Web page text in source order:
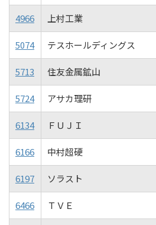
4966 上村工業
5074 テスホールディングス
5713 住友金属鉱山
5724 アサカ理研
6134 ＦＵＪＩ
6166 中村超硬
6197 ソラスト
6466 ＴＶＥ